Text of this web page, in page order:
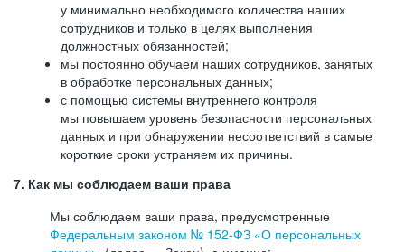
у минимально необходимого количества наших
сотрудников и только в целях выполнения
должностных обязанностей;
мы постоянно обучаем наших сотрудников, занятых
в обработке персональных данных;
с помощью системы внутреннего контроля
мы повышаем уровень безопасности персональных
данных и при обнаружении несоответствий в самые
короткие сроки устраняем их причины.
7. Как мы соблюдаем ваши права
Мы соблюдаем ваши права, предусмотренные
Федеральным законом № 152-ФЗ «О персональных